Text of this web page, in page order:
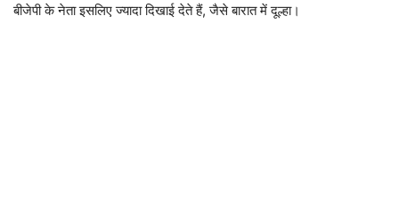
बीजेपी के नेता इसलिए ज्यादा दिखाई देते हैं, जैसे बारात में दूल्हा।